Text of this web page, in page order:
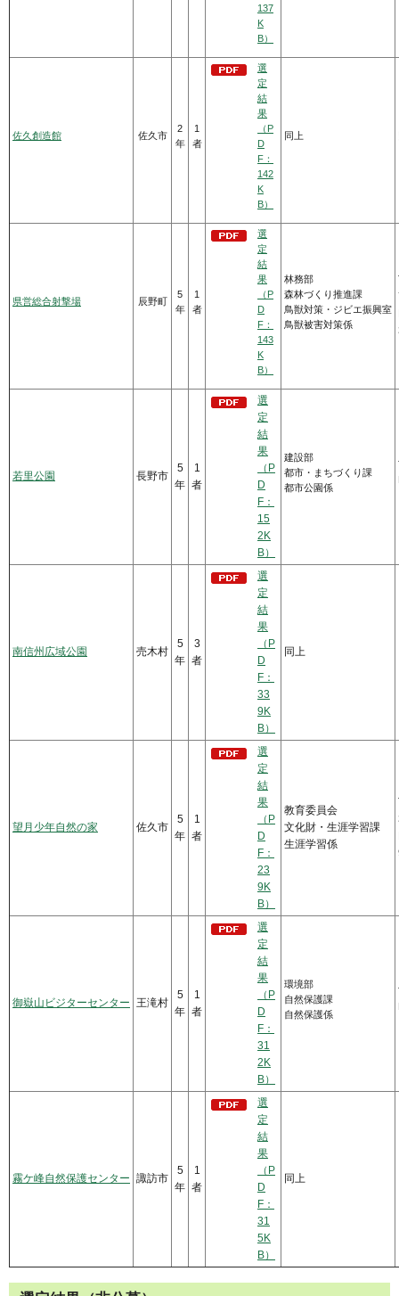
137
K
B）
佐久創造館 佐久市
2
年
1
者
選
定
結
果
（P
D
F：
142
K
B）
同上
県営総合射撃場 辰野町
5
年
1
者
選
定
結
果
（P
D
F：
143
K
B）
林務部
森林づくり推進課
鳥獣対策・ジビエ振興室
鳥獣被害対策係
若里公園 長野市
5
年
1
者
選
定
結
果
（P
D
F：
15
2K
B）
建設部
都市・まちづくり課
都市公園係
南信州広域公園 売木村
5
年
3
者
選
定
結
果
（P
D
F：
33
9K
B）
同上
望月少年自然の家 佐久市
5
年
1
者
選
定
結
果
（P
D
F：
23
9K
B）
教育委員会
文化財・生涯学習課
生涯学習係
御嶽山ビジターセンター 王滝村
5
年
1
者
選
定
結
果
（P
D
F：
31
2K
B）
環境部
自然保護課
自然保護係
霧ケ峰自然保護センター 諏訪市
5
年
1
者
選
定
結
果
（P
D
F：
31
5K
B）
同上